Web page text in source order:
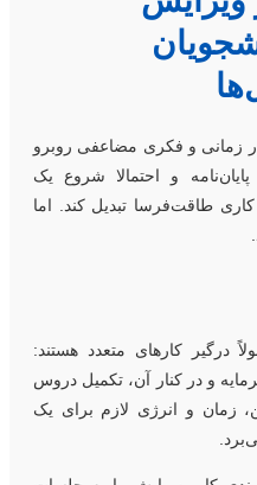
و فکری مضاعفی روبرو
و احتمالا شروع یک
تبدیل کند. اما
کارهای متعدد هستند:
در کنار آن، تکمیل دروس
و انرژی لازم برای یک